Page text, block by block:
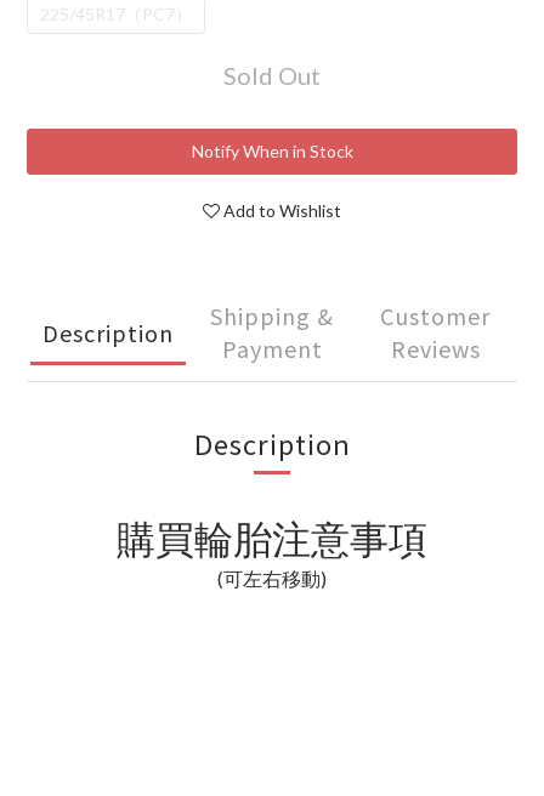
225/45R17（PC7）
Sold Out
Notify When in Stock
Add to Wishlist
Description
Shipping &
Payment
Customer
Reviews
Description
購買輪胎注意事項
(可左右移動)